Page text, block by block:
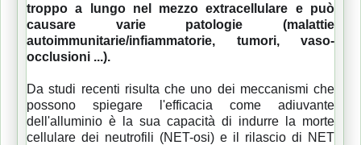
troppo a lungo nel mezzo extracellulare e può
causare varie patologie (malattie
autoimmunitarie/infiammatorie, tumori, vaso-
occlusioni ...).
Da studi recenti risulta che uno dei meccanismi che
possono spiegare l'efficacia come adiuvante
dell'alluminio è la sua capacità di indurre la morte
cellulare dei neutrofili (NET-osi) e il rilascio di NET